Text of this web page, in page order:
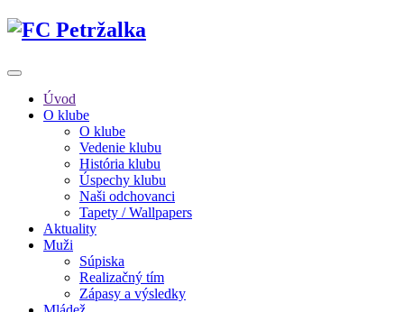
Úvod
O klube
O klube
Vedenie klubu
História klubu
Úspechy klubu
Naši odchovanci
Tapety / Wallpapers
Aktuality
Muži
Súpiska
Realizačný tím
Zápasy a výsledky